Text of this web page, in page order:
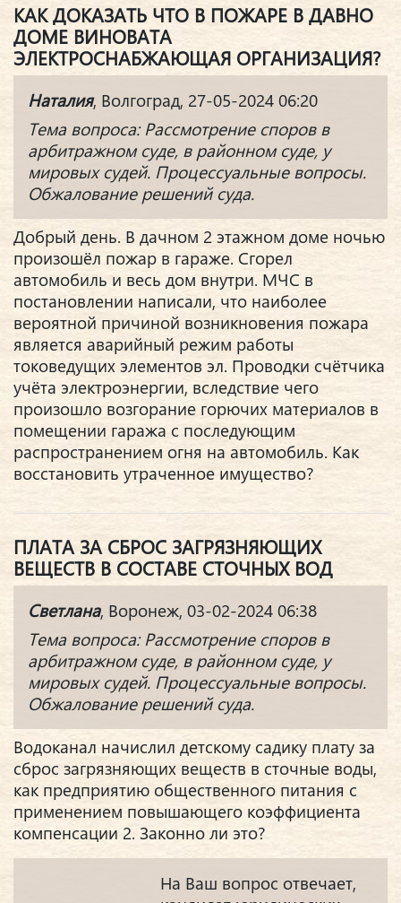
КАК ДОКАЗАТЬ ЧТО В ПОЖАРЕ В ДАВНО
ДОМЕ ВИНОВАТА
ЭЛЕКТРОСНАБЖАЮЩАЯ ОРГАНИЗАЦИЯ?
Наталия, Волгоград, 27-05-2024 06:20
Тема вопроса: Рассмотрение споров в
арбитражном суде, в районном суде, у
мировых судей. Процессуальные вопросы.
Обжалование решений суда.
Добрый день. В дачном 2 этажном доме ночью
произошёл пожар в гараже. Сгорел
автомобиль и весь дом внутри. МЧС в
постановлении написали, что наиболее
вероятной причиной возникновения пожара
является аварийный режим работы
токоведущих элементов эл. Проводки счётчика
учёта электроэнергии, вследствие чего
произошло возгорание горючих материалов в
помещении гаража с последующим
распространением огня на автомобиль. Как
восстановить утраченное имущество?
ПЛАТА ЗА СБРОС ЗАГРЯЗНЯЮЩИХ
ВЕЩЕСТВ В СОСТАВЕ СТОЧНЫХ ВОД
Светлана, Воронеж, 03-02-2024 06:38
Тема вопроса: Рассмотрение споров в
арбитражном суде, в районном суде, у
мировых судей. Процессуальные вопросы.
Обжалование решений суда.
Водоканал начислил детскому садику плату за
сброс загрязняющих веществ в сточные воды,
как предприятию общественного питания с
применением повышающего коэффициента
компенсации 2. Законно ли это?
На Ваш вопрос отвечает,